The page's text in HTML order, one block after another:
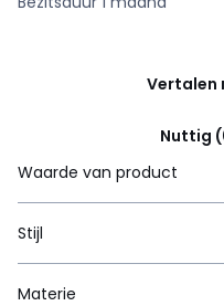
Vertalen
Nuttig
Waarde van product
Stijl
Materie